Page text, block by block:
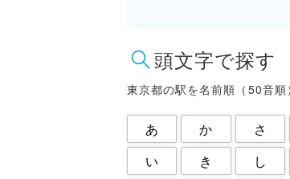
目黒区
福生市
葛飾区
西東京市
頭文字で探す
東京都の駅を名前順（50音順
あ
い
か
き
さ
し